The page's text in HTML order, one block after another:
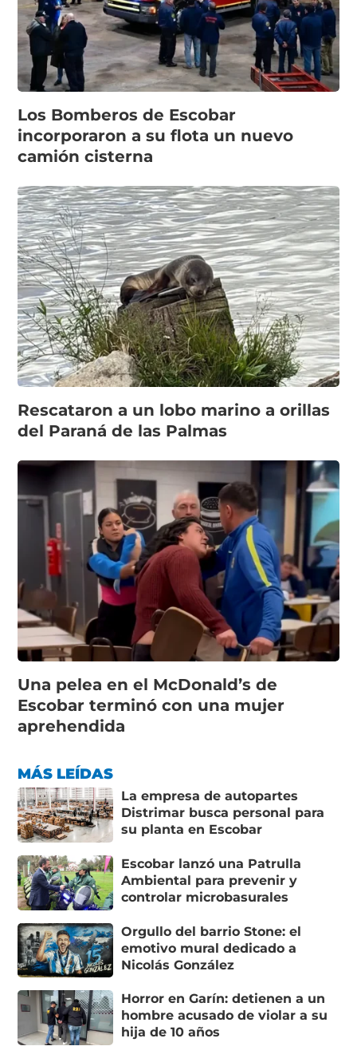
Los Bomberos de Escobar
incorporaron a su flota un nuevo
camión cisterna
Rescataron a un lobo marino a orillas
del Paraná de las Palmas
Una pelea en el McDonald’s de
Escobar terminó con una mujer
aprehendida
MÁS LEÍDAS
La empresa de autopartes
Distrimar busca personal para
su planta en Escobar
Escobar lanzó una Patrulla
Ambiental para prevenir y
controlar microbasurales
Orgullo del barrio Stone: el
emotivo mural dedicado a
Nicolás González
Horror en Garín: detienen a un
hombre acusado de violar a su
hija de 10 años